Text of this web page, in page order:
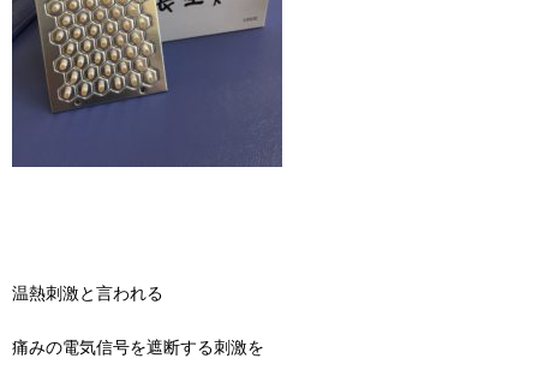
温熱刺激と言われる
痛みの電気信号を遮断する刺激を